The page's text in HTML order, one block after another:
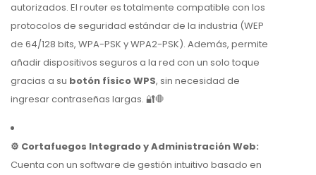
autorizados. El router es totalmente compatible con los
protocolos de seguridad estándar de la industria (WEP
de 64/128 bits, WPA-PSK y WPA2-PSK). Además, permite
añadir dispositivos seguros a la red con un solo toque
gracias a su botón físico WPS, sin necesidad de
ingresar contraseñas largas. 🔐🛑
⚙️ Cortafuegos Integrado y Administración Web:
Cuenta con un software de gestión intuitivo basado en